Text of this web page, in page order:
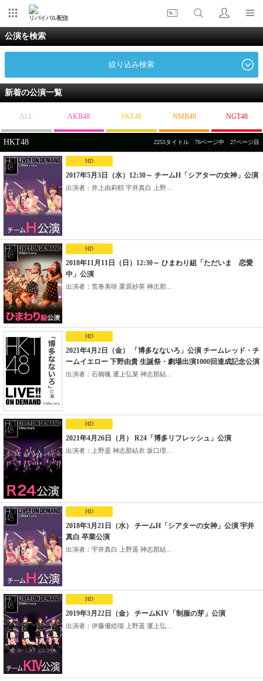
リバイバル配信
公演を検索
絞り込み検索
新着の公演一覧
ALL AKB48 SKE48 NMB48 NGT48
HKT48 2255タイトル 76ページ中 27ページ目
HD
2017年5月3日（水）12:30～ チームH「シアターの女神」公演
出演者：井上由莉耶 宇井真白 上野...
HD
2018年11月11日（日）12:30～ ひまわり組「ただいま 恋愛
中」公演
出演者：荒巻美咲 栗原紗英 神志那...
HD
2021年4月2日（金） 「博多なないろ」公演 チームレッド・チ
ームイエロー 下野由貴 生誕祭・劇場出演1000回達成記念公演
出演者：石橋颯 運上弘菜 神志那結...
HD
2021年4月26日（月） R24「博多リフレッシュ」公演
出演者：上野遥 神志那結衣 坂口理...
HD
2018年3月21日（水） チームH「シアターの女神」公演 宇井
真白 卒業公演
出演者：宇井真白 上野遥 神志那結...
HD
2019年3月22日（金） チームKIV「制服の芽」公演
出演者：伊藤優絵瑠 上野遥 運上弘...